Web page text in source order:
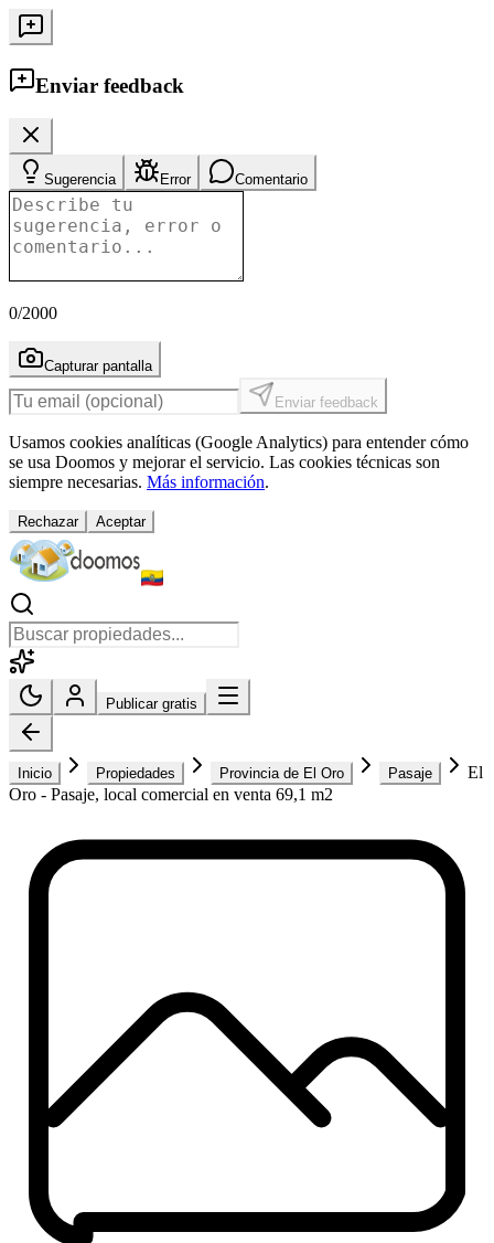
Enviar feedback
Sugerencia Error Comentario
0/2000
Capturar pantalla
Enviar feedback
Usamos cookies analíticas (Google Analytics) para entender cómo
se usa Doomos y mejorar el servicio. Las cookies técnicas son
siempre necesarias. Más información.
Rechazar Aceptar
Publicar gratis
Inicio Propiedades Provincia de El Oro Pasaje
El
Oro - Pasaje, local comercial en venta 69,1 m2